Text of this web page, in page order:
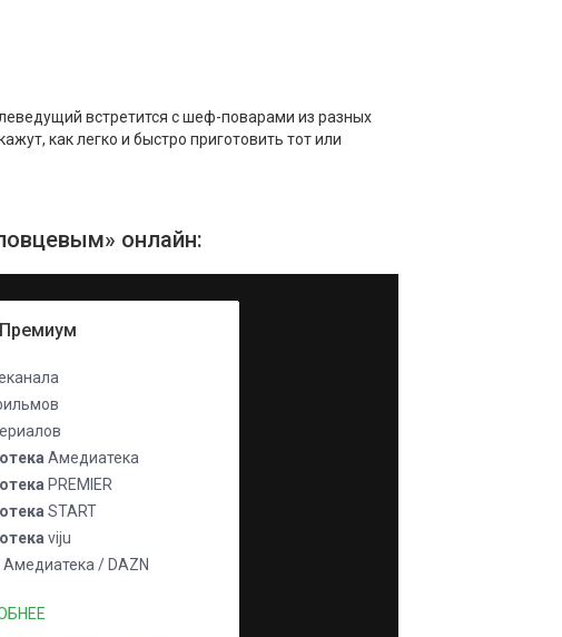
встретится с шеф-поварами из разных
как легко и быстро приготовить тот или
онлайн:
Амедиатека
PREMIER
START
viju
Амедиатека / DAZN